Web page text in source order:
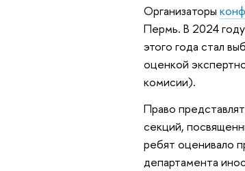
Организаторы
Пермь. В 2024
этого года стал
оценкой
комисии).
Право
секций,
ребят оценивало
департамента